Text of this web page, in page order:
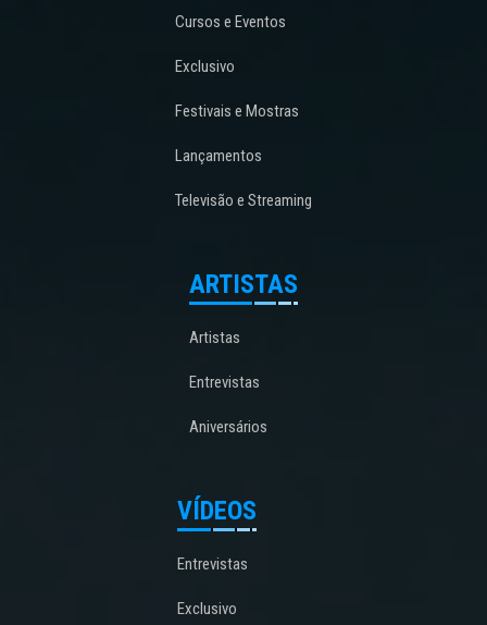
Cursos e Eventos
Exclusivo
Festivais e Mostras
Lançamentos
Televisão e Streaming
ARTISTAS
Artistas
Entrevistas
Aniversários
VÍDEOS
Entrevistas
Exclusivo